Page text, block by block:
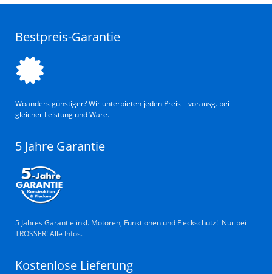
Bestpreis-Garantie
Woanders günstiger? Wir unterbieten jeden Preis – vorausg. bei
gleicher Leistung und Ware.
5 Jahre Garantie
5 Jahres Garantie inkl. Motoren, Funktionen und Fleckschutz! Nur bei
TRÖSSER! Alle Infos.
Kostenlose Lieferung